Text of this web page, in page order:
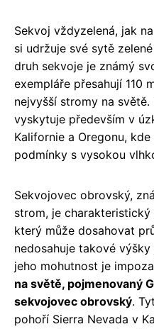
Sekvoj vždyzelená, jak
si udržuje své sytě
druh sekvoje je známý
exempláře přesahují 110
nejvyšší stromy na
vyskytuje především v
Kalifornie a Oregonu,
podmínky s vysokou
Sekvojovec obrovský,
strom, je
který může dosahovat
nedosahuje takové
jeho mohutnost je
na světě, pojmenovaný
sekvojovec obrovský.
pohoří Sierra Nevada v